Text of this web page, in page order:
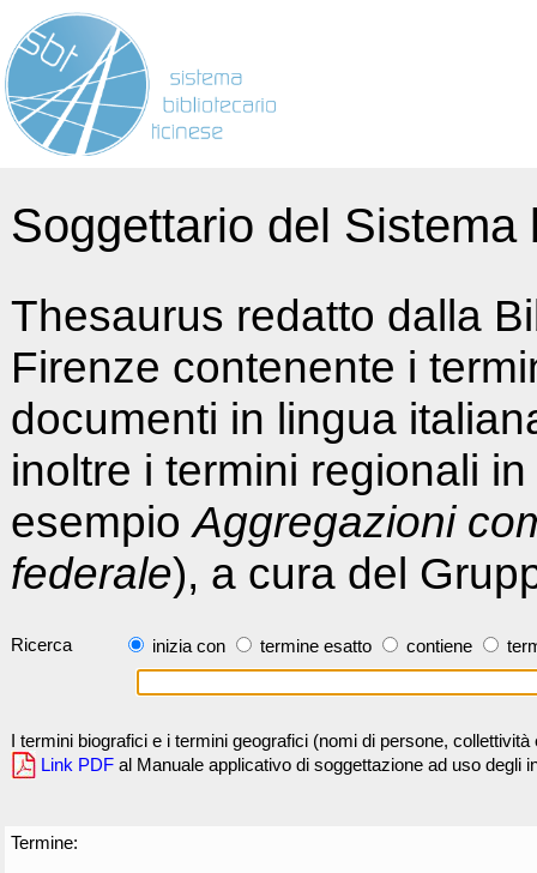
Soggettario del
Thesaurus redatto dalla
Firenze contenente i
documenti in lingua
inoltre i termini regionali
esempioAggregazioni
federale), a cura del
Ricerca inizia con termine esatto contiene
I termini biografici e i termini geografici (nomi di persone,
Link PDF al Manuale applicativo di soggettazione ad uso degli
Termine: